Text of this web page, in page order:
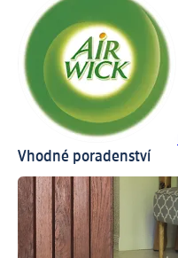
Vhodné poradenství